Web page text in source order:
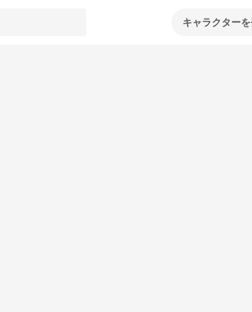
キャラクター